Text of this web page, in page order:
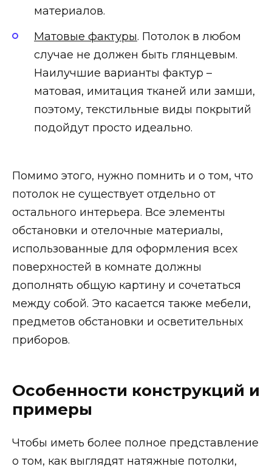
материалов.
Матовые фактуры. Потолок в любом
случае не должен быть глянцевым.
Наилучшие варианты фактур –
матовая, имитация тканей или замши,
поэтому, текстильные виды покрытий
подойдут просто идеально.
Помимо этого, нужно помнить и о том, что
потолок не существует отдельно от
остального интерьера. Все элементы
обстановки и отелочные материалы,
использованные для оформления всех
поверхностей в комнате должны
дополнять общую картину и сочетаться
между собой. Это касается также мебели,
предметов обстановки и осветительных
приборов.
Особенности конструкций и
примеры
Чтобы иметь более полное представление
о том, как выглядят натяжные потолки,